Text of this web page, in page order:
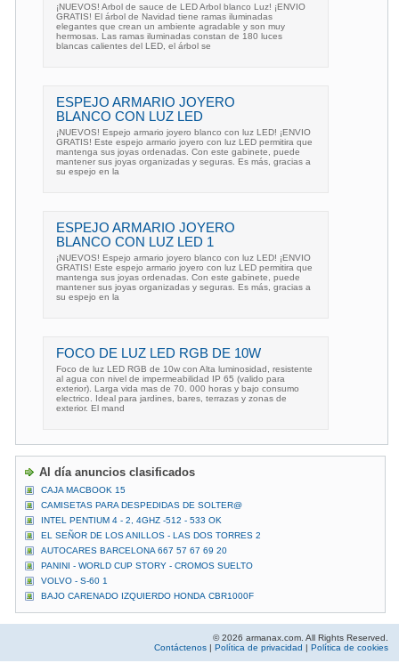
¡NUEVOS! Arbol de sauce de LED Arbol blanco Luz! ¡ENVIO
GRATIS! El árbol de Navidad tiene ramas iluminadas
elegantes que crean un ambiente agradable y son muy
hermosas. Las ramas iluminadas constan de 180 luces
blancas calientes del LED, el árbol se
ESPEJO ARMARIO JOYERO
BLANCO CON LUZ LED
¡NUEVOS! Espejo armario joyero blanco con luz LED! ¡ENVIO
GRATIS! Este espejo armario joyero con luz LED permitira que
mantenga sus joyas ordenadas. Con este gabinete, puede
mantener sus joyas organizadas y seguras. Es más, gracias a
su espejo en la
ESPEJO ARMARIO JOYERO
BLANCO CON LUZ LED 1
¡NUEVOS! Espejo armario joyero blanco con luz LED! ¡ENVIO
GRATIS! Este espejo armario joyero con luz LED permitira que
mantenga sus joyas ordenadas. Con este gabinete, puede
mantener sus joyas organizadas y seguras. Es más, gracias a
su espejo en la
FOCO DE LUZ LED RGB DE 10W
Foco de luz LED RGB de 10w con Alta luminosidad, resistente
al agua con nivel de impermeabilidad IP 65 (valido para
exterior). Larga vida mas de 70. 000 horas y bajo consumo
electrico. Ideal para jardines, bares, terrazas y zonas de
exterior. El mand
Al día anuncios clasificados
CAJA MACBOOK 15
CAMISETAS PARA DESPEDIDAS DE SOLTER@
INTEL PENTIUM 4 - 2, 4GHZ -512 - 533 OK
EL SEÑOR DE LOS ANILLOS - LAS DOS TORRES 2
AUTOCARES BARCELONA 667 57 67 69 20
PANINI - WORLD CUP STORY - CROMOS SUELTO
VOLVO - S-60 1
BAJO CARENADO IZQUIERDO HONDA CBR1000F
© 2026 armanax.com. All Rights Reserved.
Contáctenos | Política de privacidad | Política de cookies